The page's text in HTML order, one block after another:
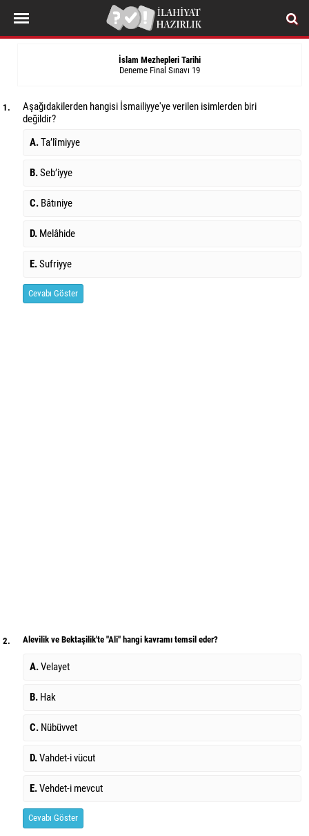
İslam Mezhepleri Tarihi
Deneme Final Sınavı 19
1.
Aşağıdakilerden hangisi İsmailiyye'ye verilen isimlerden biri
değildir?
A.Ta’lîmiyye
B.Seb’iyye
C. Bâtıniye
D. Melâhide
E.Sufriyye
Cevabı Göster
2. Alevilik ve Bektaşilik'te "Ali" hangi kavramı temsil eder?
A.Velayet
B. Hak
C. Nübüvvet
D.Vahdet-i vücut
E.Vehdet-i mevcut
Cevabı Göster